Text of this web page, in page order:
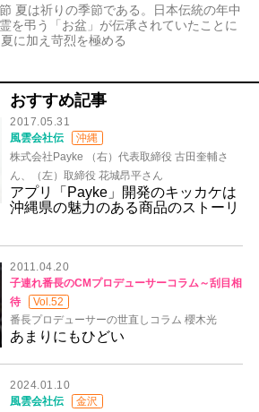
夏は祈りの季節である。日本伝統の年中
を弔う「お盆」が伝承されていたことに
に加え苛烈を極める
おすすめ記事
2017.05.31
風雲会社伝
沖縄
株式会社Payke （右）代表取締役 古田奎輔さ
ん、（左）取締役 花城昂平さん
アプリ「Payke」開発のキッカケは
沖縄県の魅力のある商品のストーリ
2011.04.20
子連れ番長のCMプロデューサーコラム～刮目相
待
Vol.52
番長プロデューサーの世直しコラム 櫻木光
あまりにもひどい
2024.01.10
風雲会社伝
金沢